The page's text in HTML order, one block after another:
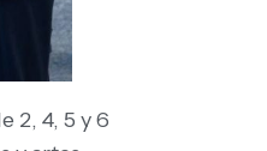
2, 4, 5 y 6